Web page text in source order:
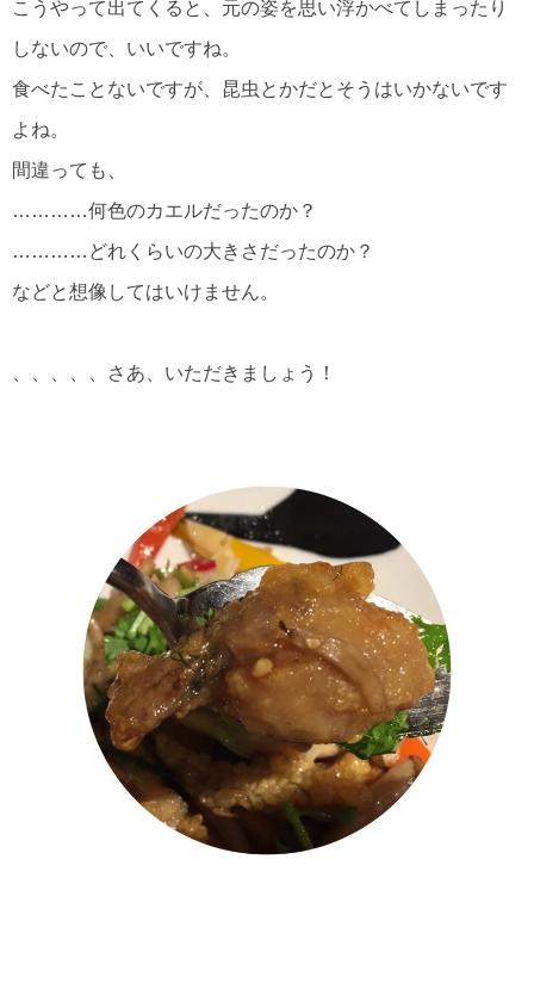
こうやって出てくると、元の姿を思い浮かべてしまったり
しないので、いいですね。
食べたことないですが、昆虫とかだとそうはいかないです
よね。
間違っても、
…………何色のカエルだったのか？
…………どれくらいの大きさだったのか？
などと想像してはいけません。
、、、、、さあ、いただきましょう！